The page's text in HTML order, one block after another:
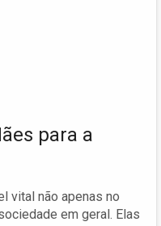
para a
vital não apenas no
em geral. Elas